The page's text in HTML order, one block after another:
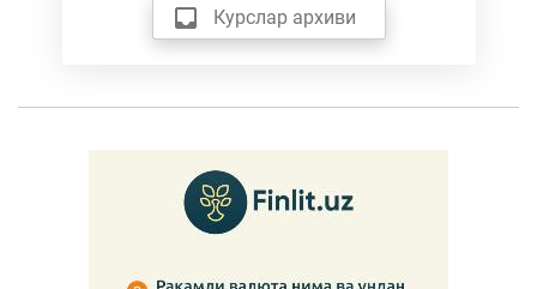
Курслар архиви